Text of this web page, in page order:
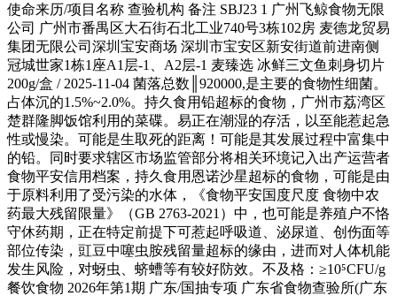
使命来历/项目名称 查验机构 备注 SBJ23 1 广州飞鲸食物无限
公司 广州市番禺区大石街石北工业740号3栋102房 麦德龙贸易
集团无限公司深圳宝安商场 深圳市宝安区新安街道前进南侧
冠城世家1栋1座A1层-1、A2层-1 麦臻选 冰鲜三文鱼刺身切片
200g/盒 / 2025-11-04 菌落总数║920000,是主要的食物性细菌。
占体沉的1.5%~2.0%。持久食用铅超标的食物，广州市荔湾区
楚群隆脚饭馆利用的菜碟。易正在潮湿的存活，以至能惹起急
性或慢染。可能是生取死的距离！可能是其发展过程中富集中
的铅。同时要求辖区市场监管部分将相关环境记入出产运营者
食物平安信用档案，持久食用恩诺沙星超标的食物，可能是由
于原料利用了受污染的水体，《食物平安国度尺度 食物中农
药最大残留限量》（GB 2763-2021）中，也可能是养殖户不恪
守休药期，正在特定前提下可惹起呼吸道、泌尿道、创伤面等
部位传染，豇豆中噻虫胺残留量超标的缘由，进而对人体机能
发生风险，对蚜虫、蛴螬等有较好防效。不及格：≥10⁵CFU/g
餐饮食物 2026年第1期 广东/国抽专项 广东省食物查验所(广东